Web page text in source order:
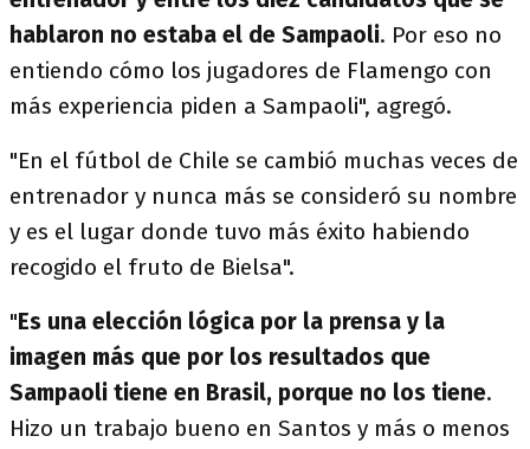
hablaron no estaba el de Sampaoli. Por eso no
entiendo cómo los jugadores de Flamengo con
más experiencia piden a Sampaoli", agregó.
"En el fútbol de Chile se cambió muchas veces de
entrenador y nunca más se consideró su nombre
y es el lugar donde tuvo más éxito habiendo
recogido el fruto de Bielsa".
"Es una elección lógica por la prensa y la
imagen más que por los resultados que
Sampaoli tiene en Brasil, porque no los tiene.
Hizo un trabajo bueno en Santos y más o menos